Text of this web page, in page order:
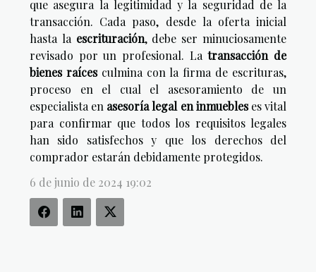
que asegura la legitimidad y la seguridad de la
transacción. Cada paso, desde la oferta inicial
hasta la escrituración, debe ser minuciosamente
revisado por un profesional. Latransacción de
bienes raícesculmina con la firma de escrituras,
proceso en el cual el asesoramiento de un
especialista en asesoría legal en inmuebleses vital
para confirmar que todos los requisitos legales
han sido satisfechos y que los derechos del
comprador estarán debidamente protegidos.
6 de junio de 2024 19:02